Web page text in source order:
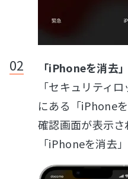
「iPhoneを消去
「セキュリティ
にある「iPhone
確認画面が表示
「iPhoneを消去